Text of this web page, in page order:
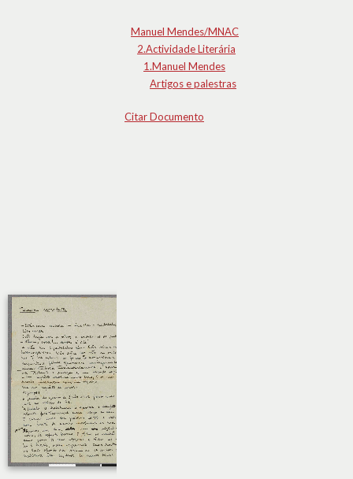
Manuel Mendes/MNAC
2.Actividade Literária
1.Manuel Mendes
Artigos e palestras
Citar Documento